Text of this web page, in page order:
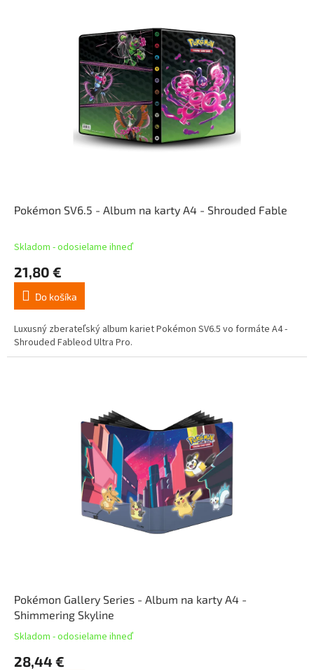
Pokémon SV6.5 - Album na karty A4 - Shrouded Fable
Skladom - odosielame ihneď
21,80 €
Do košíka
Luxusný zberateľský album kariet Pokémon SV6.5 vo formáte A4 -
Shrouded Fableod Ultra Pro.
Pokémon Gallery Series - Album na karty A4 -
Shimmering Skyline
Skladom - odosielame ihneď
28,44 €